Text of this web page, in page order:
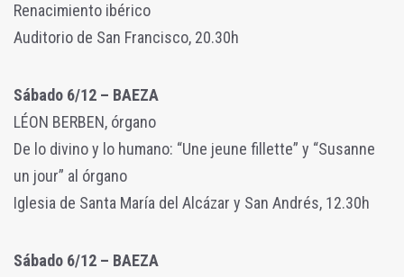
Renacimiento ibérico
Auditorio de San Francisco, 20.30h
Sábado 6/12 – BAEZA
LÉON BERBEN, órgano
De lo divino y lo humano: “Une jeune fillette” y “Susanne
un jour” al órgano
Iglesia de Santa María del Alcázar y San Andrés, 12.30h
Sábado 6/12 – BAEZA